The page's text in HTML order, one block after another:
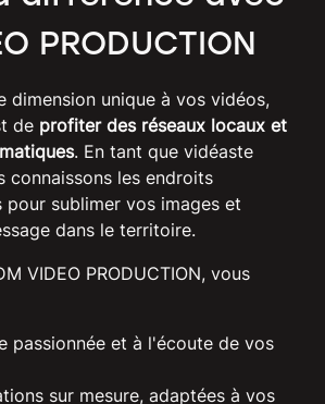
PRODUCTION
dimension unique à vos vidéos,
de profiter des réseaux locaux et
. En tant que vidéaste
connaissons les endroits
pour sublimer vos images et
dans le territoire.
VIDEO PRODUCTION, vous
passionnée et à l'écoute de vos
sur mesure, adaptées à vos